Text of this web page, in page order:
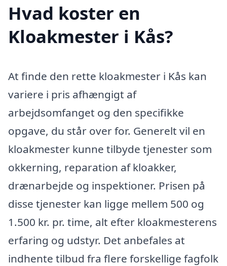
Hvad koster en
Kloakmester i Kås?
At finde den rette kloakmester i Kås kan
variere i pris afhængigt af
arbejdsomfanget og den specifikke
opgave, du står over for. Generelt vil en
kloakmester kunne tilbyde tjenester som
okkerning, reparation af kloakker,
drænarbejde og inspektioner. Prisen på
disse tjenester kan ligge mellem 500 og
1.500 kr. pr. time, alt efter kloakmesterens
erfaring og udstyr. Det anbefales at
indhente tilbud fra flere forskellige fagfolk